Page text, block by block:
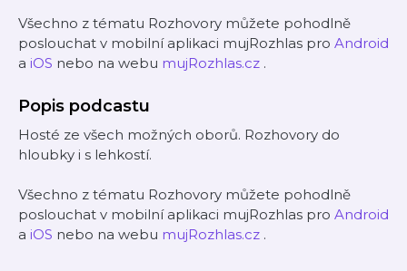
Všechno z tématu Rozhovory můžete pohodlně
poslouchat v mobilní aplikaci mujRozhlas pro Android
a iOS nebo na webu mujRozhlas.cz .
Popis podcastu
Hosté ze všech možných oborů. Rozhovory do
hloubky i s lehkostí.
Všechno z tématu Rozhovory můžete pohodlně
poslouchat v mobilní aplikaci mujRozhlas pro Android
a iOS nebo na webu mujRozhlas.cz .